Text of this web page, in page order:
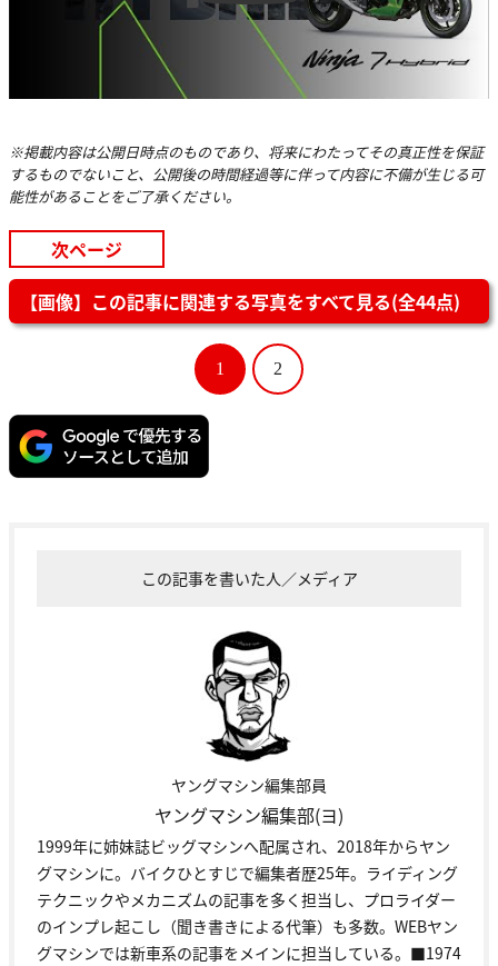
※掲載内容は公開日時点のものであり、将来にわたってその真正性を保証
するものでないこと、公開後の時間経過等に伴って内容に不備が生じる可
能性があることをご了承ください。
次ページ
【画像】この記事に関連する写真をすべて見る(全44点)
1 2
この記事を書いた人／メディア
ヤングマシン編集部員
ヤングマシン編集部(ヨ)
1999年に姉妹誌ビッグマシンへ配属され、2018年からヤン
グマシンに。バイクひとすじで編集者歴25年。ライディング
テクニックやメカニズムの記事を多く担当し、プロライダー
のインプレ起こし（聞き書きによる代筆）も多数。WEBヤン
グマシンでは新車系の記事をメインに担当している。■1974